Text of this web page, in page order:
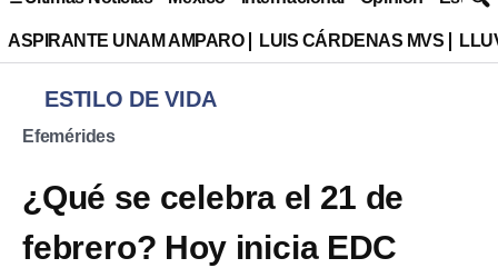
ASPIRANTE UNAM AMPARO LUIS CÁRDENAS MVS
ESTILO DE VIDA
Efemérides
¿Qué se celebra el 21 de
febrero? Hoy inicia EDC